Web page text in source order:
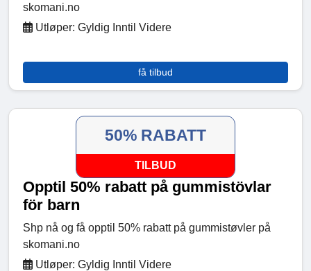
skomani.no
Utløper: Gyldig Inntil Videre
få tilbud
50% RABATT
TILBUD
Opptil 50% rabatt på gummistövlar
för barn
Shp nå og få opptil 50% rabatt på gummistøvler på
skomani.no
Utløper: Gyldig Inntil Videre